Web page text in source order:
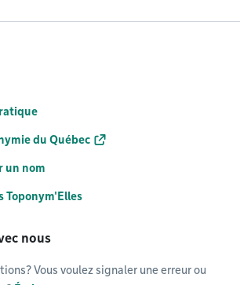
du Québec
un nom
Toponym'Elles
nous
Vous voulez signaler une erreur ou